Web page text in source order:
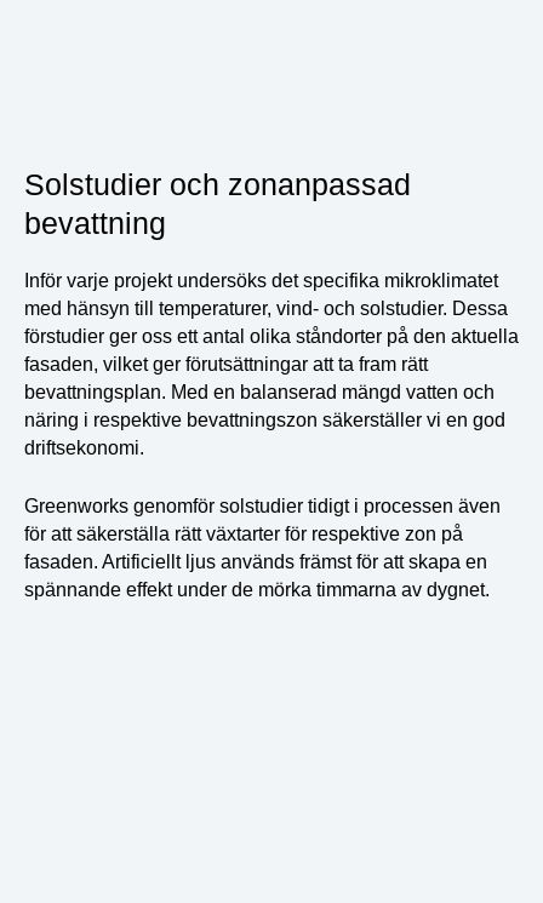
Solstudier och zonanpassad
bevattning
Inför varje projekt undersöks det specifika mikroklimatet
med hänsyn till temperaturer, vind- och solstudier. Dessa
förstudier ger oss ett antal olika ståndorter på den aktuella
fasaden, vilket ger förutsättningar att ta fram rätt
bevattningsplan. Med en balanserad mängd vatten och
näring i respektive bevattningszon säkerställer vi en god
driftsekonomi.
Greenworks genomför solstudier tidigt i processen även
för att säkerställa rätt växtarter för respektive zon på
fasaden. Artificiellt ljus används främst för att skapa en
spännande effekt under de mörka timmarna av dygnet.